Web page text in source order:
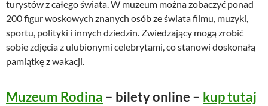
turystów z całego świata. W muzeum można zobaczyć ponad
200 figur woskowych znanych osób ze świata filmu, muzyki,
sportu, polityki i innych dziedzin. Zwiedzający mogą zrobić
sobie zdjęcia z ulubionymi celebrytami, co stanowi doskonałą
pamiątkę z wakacji.
Muzeum Rodina – bilety online – kup tutaj